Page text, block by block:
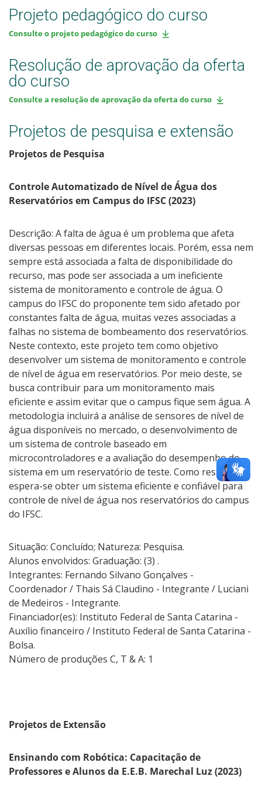
Projeto pedagógico do curso
Consulte o projeto pedagógico do curso
Resolução de aprovação da oferta
do curso
Consulte a resolução de aprovação da oferta do curso
Projetos de pesquisa e extensão
Projetos de Pesquisa
Controle Automatizado de Nível de Água dos
Reservatórios em Campus do IFSC (2023)
Descrição: A falta de água é um problema que afeta
diversas pessoas em diferentes locais. Porém, essa nem
sempre está associada a falta de disponibilidade do
recurso, mas pode ser associada a um ineficiente
sistema de monitoramento e controle de água. O
campus do IFSC do proponente tem sido afetado por
constantes falta de água, muitas vezes associadas a
falhas no sistema de bombeamento dos reservatórios.
Neste contexto, este projeto tem como objetivo
desenvolver um sistema de monitoramento e controle
de nível de água em reservatórios. Por meio deste, se
busca contribuir para um monitoramento mais
eficiente e assim evitar que o campus fique sem água. A
metodologia incluirá a análise de sensores de nível de
água disponíveis no mercado, o desenvolvimento de
um sistema de controle baseado em
microcontroladores e a avaliação do desempenho do
sistema em um reservatório de teste. Como resultado
espera-se obter um sistema eficiente e confiável para
controle de nível de água nos reservatórios do campus
do IFSC.
Situação: Concluído; Natureza: Pesquisa.
Alunos envolvidos: Graduação: (3) .
Integrantes: Fernando Silvano Gonçalves -
Coordenador / Thais Sá Claudino - Integrante / Luciani
de Medeiros - Integrante.
Financiador(es): Instituto Federal de Santa Catarina -
Auxílio financeiro / Instituto Federal de Santa Catarina -
Bolsa.
Número de produções C, T & A: 1
Projetos de Extensão
Ensinando com Robótica: Capacitação de
Professores e Alunos da E.E.B. Marechal Luz (2023)